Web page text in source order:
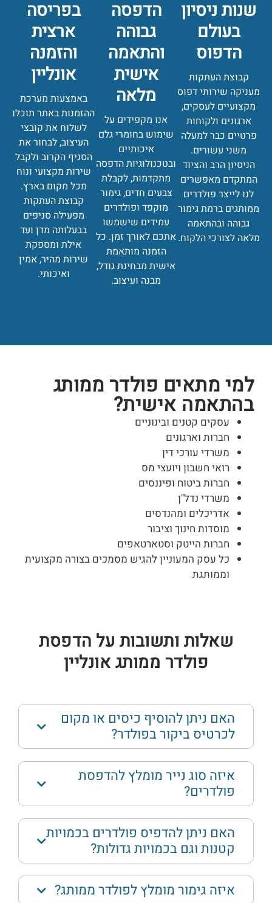
שנות ניסיון
בעולם
הדפוס
קבוצת העתקות
מעניקה שירותי דפוס
מקצועיים לעסקים,
ארגונים ולקוחות
פרטיים כבר למעלה
משני עשורים.
הניסיון הרב והציוד
המתקדם מאפשרים
לנו לייצר פולדרים
ממותגים ברמת גימור
גבוהה ובהתאמה
מלאה לצורכי הלקוח.
הדפסה
גבוהה
והתאמה
אישית
מלאה
אנו מקפידים על
שימוש בחומרי גלם
איכותיים
ובטכנולוגיות הדפסה
מתקדמות, לקבלת
צבעים חדים, גימור
מוקפד ופולדרים
עמידים שישמשו
אתכם לאורך זמן. כל
הזמנה מותאמת
אישית מבחינת גודל,
מבנה ועיצוב.
בפריסה
ארצית
והזמנה
אונליין
באמצעות מערכת
ההזמנות באתר תוכלו
לשלוח את קובצי
העיצוב, לבחור את
הסניף הקרוב ולקבל
שירות מקצועי ונוח
מכל מקום בארץ.
קבוצת העתקות
מפעילה סניפים
בבעלותה מדן ועד
אילת ומספקת
שירות מהיר, אמין
ואיכותי.
למי מתאים פולדר ממותג
בהתאמה אישית?
עסקים קטנים ובינוניים
חברות וארגונים
משרדי עורכי דין
רואי חשבון ויועצי מס
חברות ביטוח ופיננסים
משרדי נדל"ן
אדריכלים ומהנדסים
מוסדות חינוך וציבור
חברות הייטק וסטארטאפים
כל עסק המעוניין להגיש מסמכים בצורה מקצועית
וממותגת
שאלות ותשובות על הדפסת
פולדר ממותג אונליין
האם ניתן להוסיף כיסים או מקום
לכרטיס ביקור בפולדר?
איזה סוג נייר מומלץ להדפסת
פולדרים?
האם ניתן להדפיס פולדרים בכמויות
קטנות וגם בכמויות גדולות?
איזה גימור מומלץ לפולדר ממותג?